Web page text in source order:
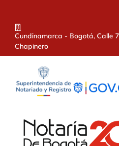
Cundinamarca - Bogotá, Calle
Chapinero